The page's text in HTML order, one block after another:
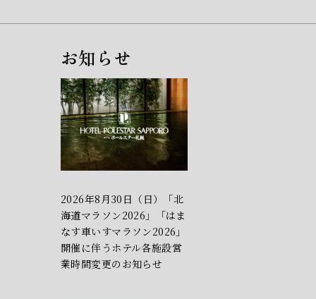
お知らせ
2026年8月30日（日）「北
海道マラソン2026」「はま
なす車いすマラソン2026」
開催に伴うホテル各施設営
業時間変更のお知らせ